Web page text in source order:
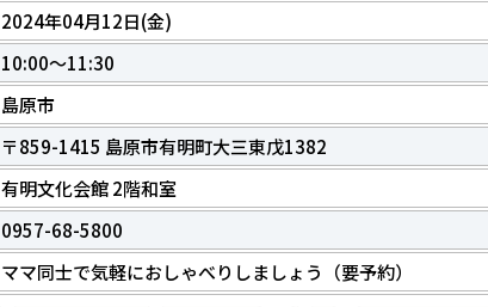
2024年04月12日(金)
10:00～11:30
島原市
〒859-1415 島原市有明町大三東戊1382
有明文化会館 2階和室
0957-68-5800
ママ同士で気軽におしゃべりしましょう（要予約）